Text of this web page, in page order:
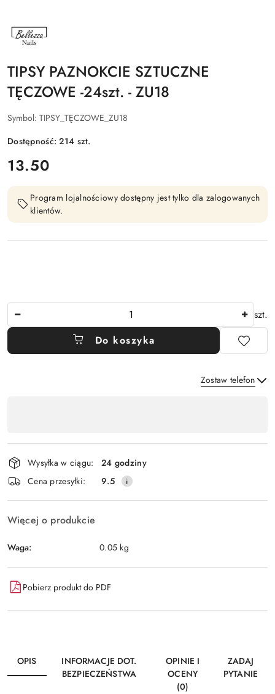
NAZWA
PRODUCENTA:
BELLEZZA
TIPSY PAZNOKCIE SZTUCZNE
TĘCZOWE -24szt. - ZU18
Symbol: TIPSY_TĘCZOWE_ZU18
Dostępność:214 szt.
cena:
13.50
Program lojalnościowy dostępny jest tylko dla zalogowanych
klientów.
szt.
Do koszyka
Zostaw telefon
płatność
i
dostawa
Wysyłka w ciągu:
24 godziny
Cena przesyłki:
9.5
Więcej o produkcie
Waga: 0.05 kg
Pobierz produkt do PDF
OPIS
INFORMACJE DOT.
BEZPIECZEŃSTWA
OPINIE I
OCENY
(0)
ZADAJ
PYTANIE